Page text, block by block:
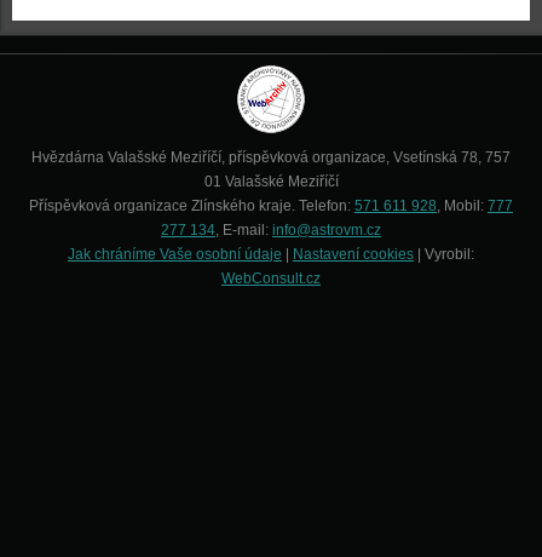
Hvězdárna Valašské Meziříčí, příspěvková organizace, Vsetínská 78, 757
01 Valašské Meziříčí
Příspěvková organizace Zlínského kraje. Telefon: 571 611 928, Mobil: 777
277 134, E-mail: info@astrovm.cz
Jak chráníme Vaše osobní údaje
Nastavení cookies | Vyrobil:
WebConsult.cz